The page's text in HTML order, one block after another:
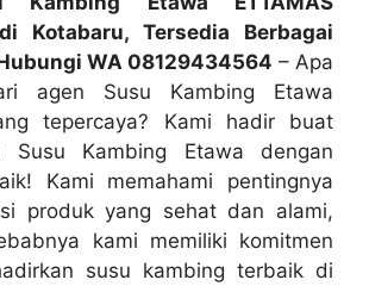
Kotabaru, Tersedia Berbagai
WA 08129434564 – Apa
agen Susu Kambing Etawa
tepercaya? Kami hadir buat
Susu Kambing Etawa dengan
Kami memahami pentingnya
produk yang sehat dan alami,
kami memiliki komitmen
susu kambing terbaik di